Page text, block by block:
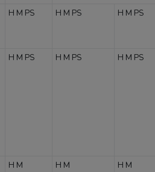
H M PS H M PS H M PS
H M PS H M PS H M PS
H M H M H M